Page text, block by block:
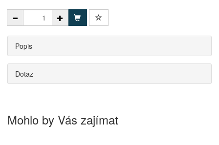
Popis
Dotaz
Mohlo by Vás zajímat